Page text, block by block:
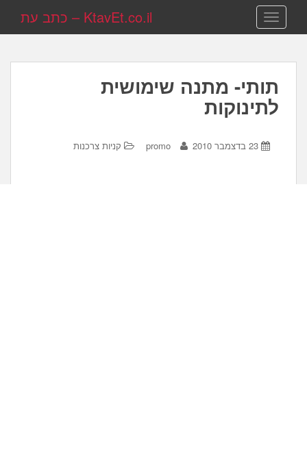
TOGGLE NAVIGATION KtavEt.co.il – כתב עת
תותי- מתנה שימושית
לתינוקות
23 בדצמבר 2010 promo קניות צרכנות